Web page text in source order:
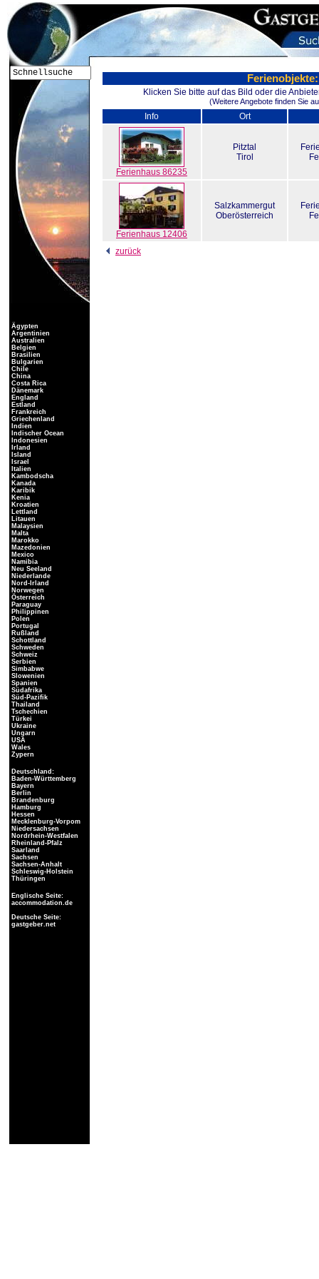
Klicken Sie bitte auf das Bild oder die
(Weitere Angebote finden Sie
Info Ort
Ferienhaus 86235
Pitztal
Tirol
Ferienhaus 12406
Salzkammergut
Oberösterreich
zurück
Ägypten
Argentinien
Australien
Belgien
Brasilien
Bulgarien
Chile
China
Costa Rica
Dänemark
England
Estland
Frankreich
Griechenland
Indien
Indischer Ocean
Indonesien
Irland
Island
Israel
Italien
Kambodscha
Kanada
Karibik
Kenia
Kroatien
Lettland
Litauen
Malaysien
Malta
Marokko
Mazedonien
Mexico
Namibia
Neu Seeland
Niederlande
Nord-Irland
Norwegen
Österreich
Paraguay
Philippinen
Polen
Portugal
Rußland
Schottland
Schweden
Schweiz
Serbien
Simbabwe
Slowenien
Spanien
Südafrika
Süd-Pazifik
Thailand
Tschechien
Türkei
Ukraine
Ungarn
USA
Wales
Zypern
Deutschland:
Baden-Württemberg
Bayern
Berlin
Brandenburg
Hamburg
Hessen
Mecklenburg-Vorpom
Niedersachsen
Nordrhein-Westfalen
Rheinland-Pfalz
Saarland
Sachsen
Sachsen-Anhalt
Schleswig-Holstein
Thüringen
Englische Seite:
accommodation.de
Deutsche Seite:
gastgeber.net